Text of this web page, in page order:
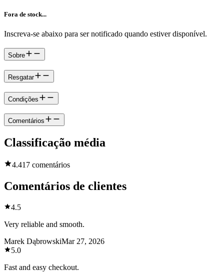
Fora de stock...
Inscreva-se abaixo para ser notificado quando estiver disponível.
Sobre
Resgatar
Condições
Comentários
Classificação média
4.417 comentários
Comentários de clientes
4.5
Very reliable and smooth.
Marek DąbrowskiMar 27, 2026
5.0
Fast and easy checkout.